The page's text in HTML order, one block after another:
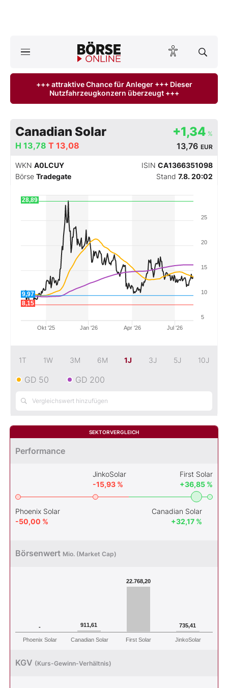
ktuelle Ausgabe BÖRSE ONLINE lesen
Finanz-Check
Abo & Shop
BO-Musterdepots
Experten
Mein Konto
+++ attraktive Chance für Anleger +++ Dieser
Nutzfahrzeugkonzern überzeugt +++
Canadian Solar +1,34 %
13,76 EUR
H 13,78 T 13,08
WKN A0LCUY ISIN CA1366351098
Börse Tradegate Stand 7.8. 20:02
Jan '26 Jul '26
Okt '25 Apr '26
10
20
5
15
25
9,97
8,15
28,89
1T 1W 3M 6M 1J 3J 5J 10J
GD 50 GD 200
SEKTORVERGLEICH
Performance
Phoenix Solar
-50,00 %
JinkoSolar
-15,93 %
Canadian Solar
+32,17 %
First Solar
+36,85 %
Börsenwert Mio. (Market Cap)
- 911,61
22.768,20
735,41
Phoenix Solar Canadian Solar First Solar JinkoSolar
KGV (Kurs-Gewinn-Verhältnis)